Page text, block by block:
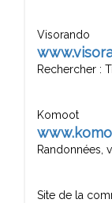
Visorando
Rechercher :
Komoot
Randonnées,
Site de la